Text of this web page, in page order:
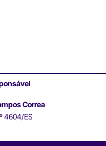
Correa
4604/ES